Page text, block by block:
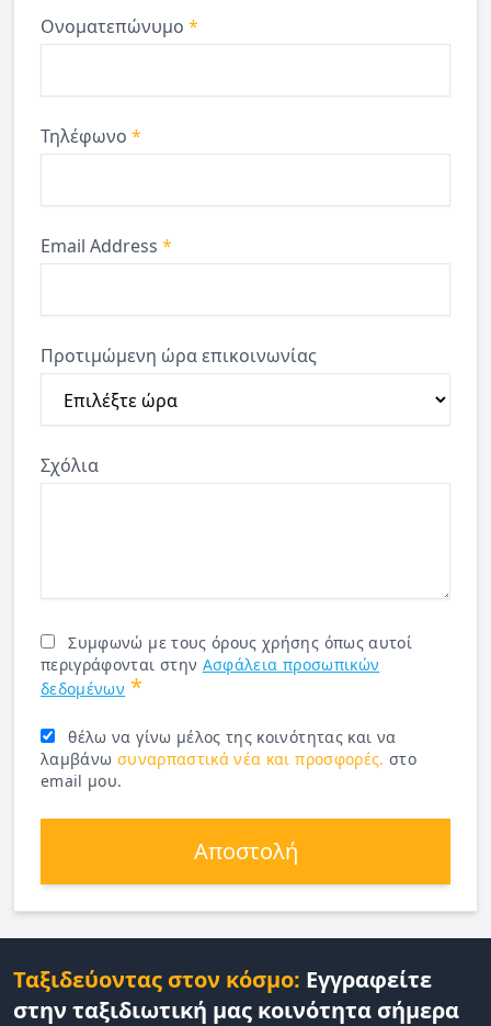
Ονοματεπώνυμο *
Τηλέφωνο *
Email Address *
Προτιμώμενη ώρα επικοινωνίας
Σχόλια
Συμφωνώ με τους όρους χρήσης όπως αυτοί
περιγράφονται στην Ασφάλεια προσωπικών
δεδομένων *
θέλω να γίνω μέλος της κοινότητας και να
λαμβάνω συναρπαστικά νέα και προσφορές. στο
email μου.
Αποστολή
Ταξιδεύοντας στον κόσμο: Εγγραφείτε
στην ταξιδιωτική μας κοινότητα σήμερα